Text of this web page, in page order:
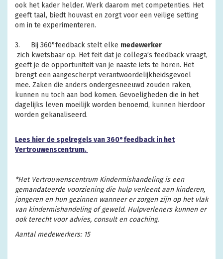
ook het kader helder. Werk daarom met competenties. Het
geeft taal, biedt houvast en zorgt voor een veilige setting
om in te experimenteren.
3.
	Bij 360°feedback stelt elke
medewerker
zich kwetsbaar op. Het feit dat je collega’s feedback vraagt,
geeft je de opportuniteit van je naaste iets te horen. Het
brengt een aangescherpt verantwoordelijkheidsgevoel
mee. Zaken die anders ondergesneeuwd zouden raken,
kunnen nu toch aan bod komen. Gevoeligheden die in het
dagelijks leven moeilijk worden benoemd, kunnen hierdoor
worden gekanaliseerd.
Lees hier de spelregels van 360°feedback in het
Vertrouwenscentrum.
*Het Vertrouwenscentrum Kindermishandeling is een
gemandateerde voorziening die hulp verleent aan kinderen,
jongeren en hun gezinnen wanneer er zorgen zijn op het vlak
van kindermishandeling of geweld. Hulpverleners kunnen er
ook terecht voor advies, consult en coaching.
Aantal medewerkers: 15